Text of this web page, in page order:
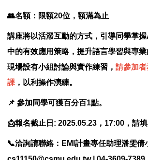
👥名額：限額20位，額滿為止
講座將以活潑互動的方式，引導同學掌
中的有效應用策略，提升語言學習與專業
現場設有小組討論與實作練習， 請參加
課 ，以利操作演練。
📌 參加同學可獲百分百1點。
📩報名截止日: 2025.05.23，17:00，請填
📞洽詢請聯絡：EMI計畫專任助理潘雯倩